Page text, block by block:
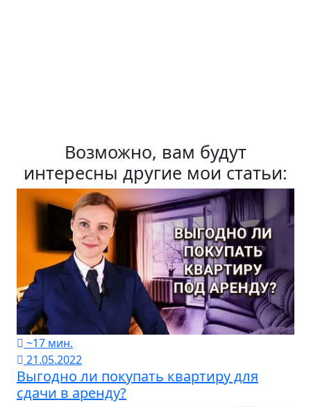
Возможно, вам будут
интересны другие мои статьи:
~17 мин.
21.05.2022
Выгодно ли покупать квартиру для
сдачи в аренду?